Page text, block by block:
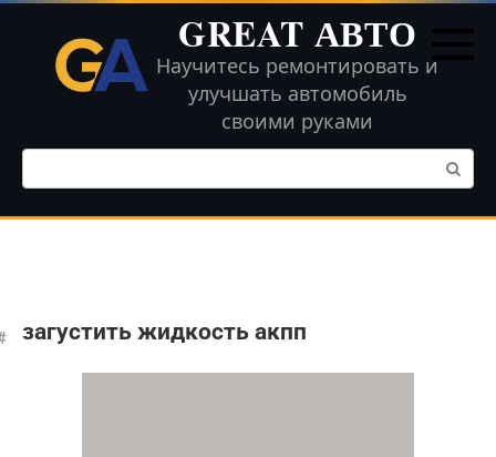
Перейти
контенту
GREAT АВТО
Научитесь ремонтировать и
улучшать автомобиль
своими руками
Поиск:
загустить жидкость акпп